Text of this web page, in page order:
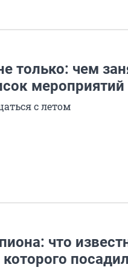
только: чем
мероприятий
с летом
что